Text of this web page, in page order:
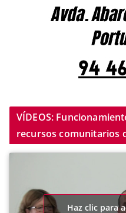
VÍDEOS:
recursos comunitarios
Haz clic para